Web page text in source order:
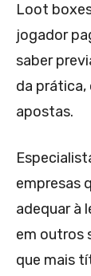
Loot
jogador
saber
da prática,
apostas.
empresas
adequar à
em outros
que mais